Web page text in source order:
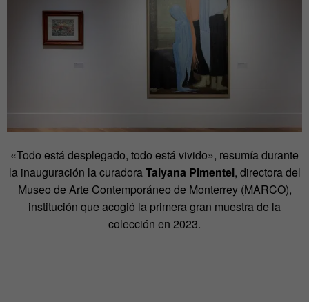
«Todo está desplegado, todo está vivido», resumía durante
la inauguración la curadoraTaiyana Pimentel, directora del
Museo de Arte Contemporáneo de Monterrey (MARCO),
institución que acogió la primera gran muestra de la
colección en 2023.